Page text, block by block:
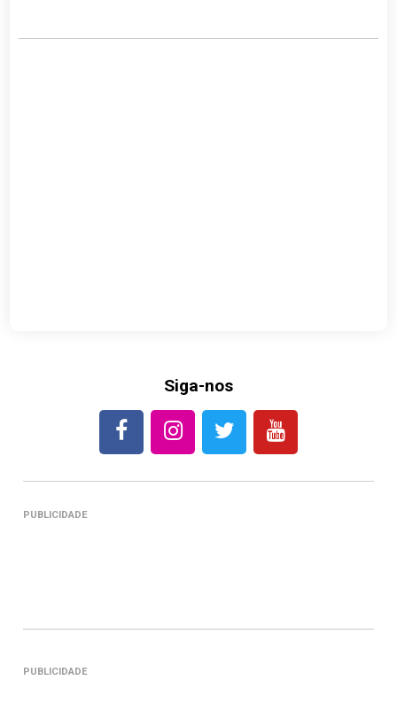
Siga-nos
PUBLICIDADE
PUBLICIDADE